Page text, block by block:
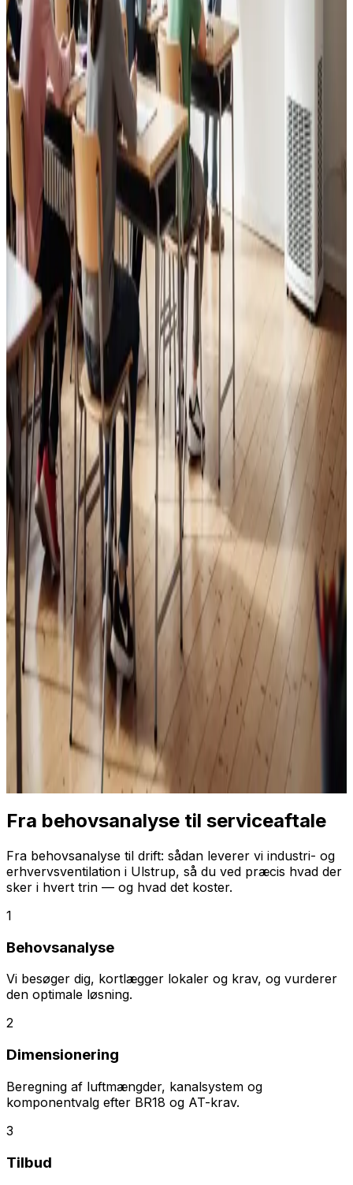
Skoleventilation
Frisk luft og bedre koncentration i skoler og institutioner
i Ulstrup.
Læs mere
Fra behovsanalyse til serviceaftale
Fra behovsanalyse til drift: sådan leverer vi industri- og
erhvervsventilation i Ulstrup, så du ved præcis hvad der
sker i hvert trin — og hvad det koster.
1
Behovsanalyse
Vi besøger dig, kortlægger lokaler og krav, og vurderer
den optimale løsning.
2
Dimensionering
Beregning af luftmængder, kanalsystem og
komponentvalg efter BR18 og AT-krav.
3
Tilbud